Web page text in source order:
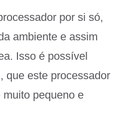
por si só,
ambiente e assim
Isso é possível
que este processador
pequeno e